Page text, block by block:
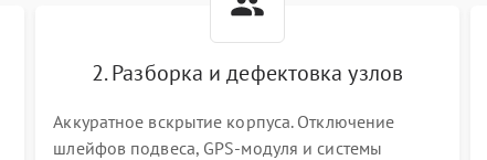
2. Разборка и дефектовка узлов
Аккуратное вскрытие корпуса. Отключение
шлейфов подвеса, GPS-модуля и системы